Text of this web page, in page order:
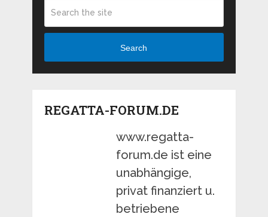
Search
REGATTA-FORUM.DE
www.regatta-
forum.de ist eine
unabhängige,
privat finanziert u.
betriebene